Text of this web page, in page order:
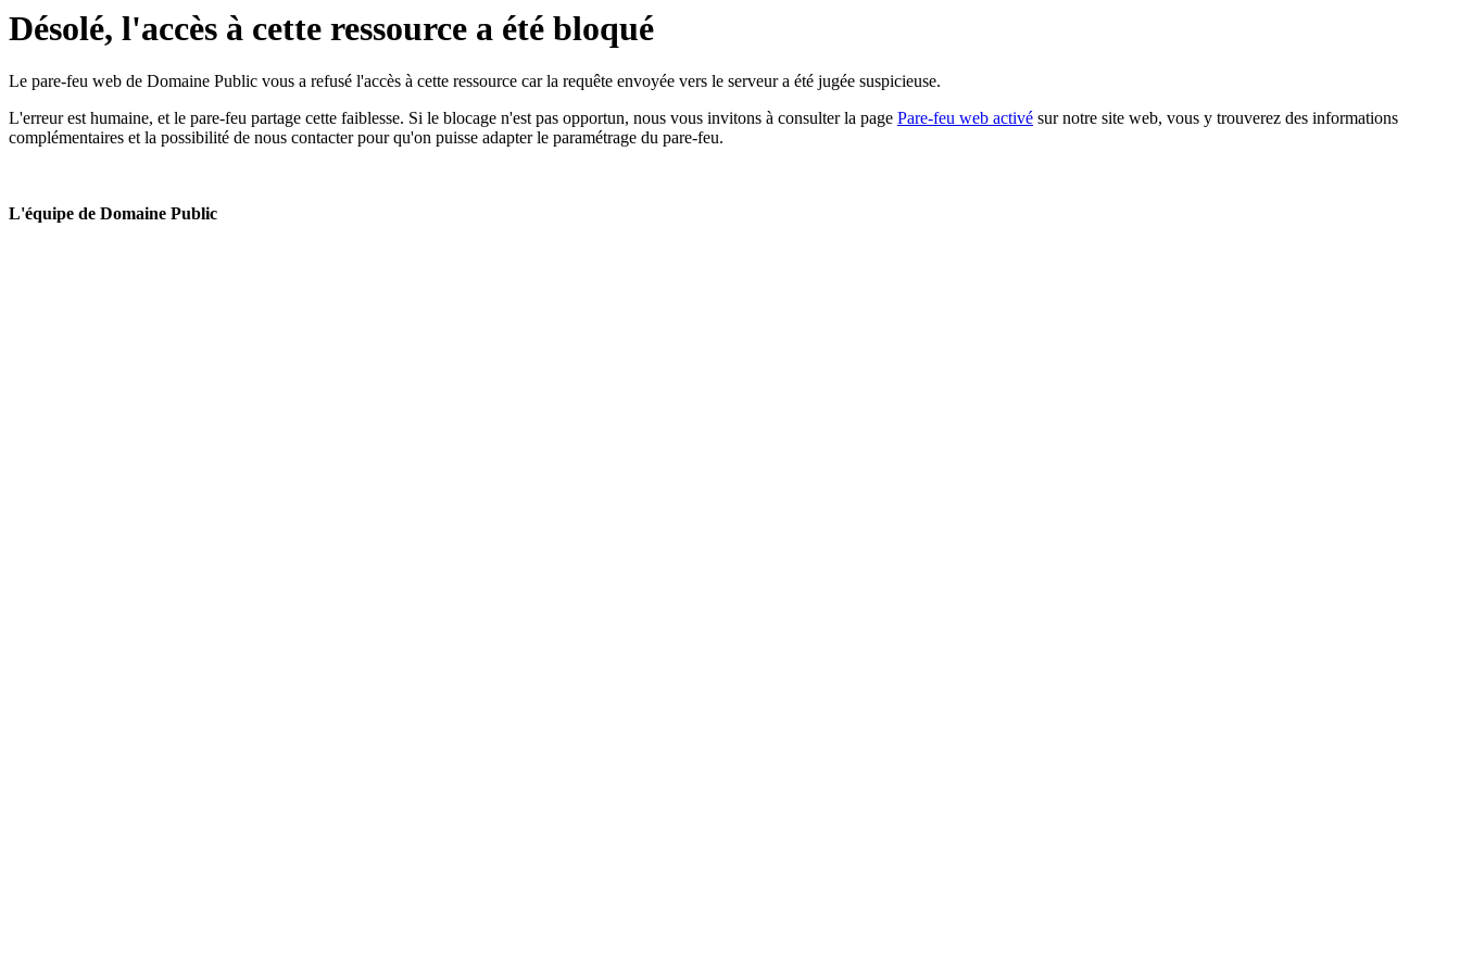
Désolé, l'accès à cette ressource a été bloqué
Le pare-feu web de Domaine Public vous a refusé l'accès à cette ressource car la requête envoyée vers le serveur a été jugée suspicieuse.
L'erreur est humaine, et le pare-feu partage cette faiblesse. Si le blocage n'est pas opportun, nous vous invitons à consulter la page Pare-feu web activé sur notre site web, vous y trouverez des informations
complémentaires et la possibilité de nous contacter pour qu'on puisse adapter le paramétrage du pare-feu.
L'équipe de Domaine Public